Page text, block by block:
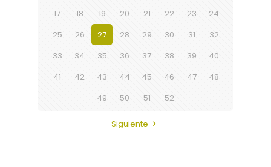
17
18 19 20 21 22 23
24
25
26 27 28 29 30 31
32
33
34 35 36 37 38 39
40
41
42 43 44 45 46 47
48
49
50 51 52
Siguiente